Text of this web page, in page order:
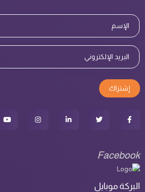
إشتراك
Facebook
البركة موبايل